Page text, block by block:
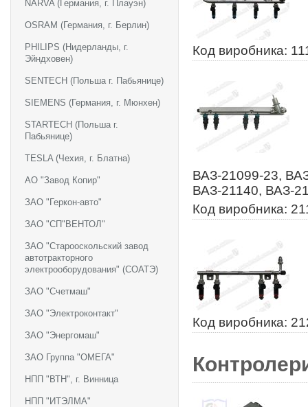
NARVA (Германия, г. Плауэн)
OSRAM (Германия, г. Берлин)
PHILIPS (Нидерланды, г.
Эйндховен)
SENTECH (Польша г. Пабьянице)
SIEMENS (Германия, г. Мюнхен)
STARTECH (Польша г.
Пабьянице)
TESLA (Чехия, г. Блатна)
АО "Завод Копир"
ЗАО "Геркон-авто"
ЗАО "СП"ВЕНТОЛ"
ЗАО "Старооскольский завод
автотракторного
электрооборудования" (СОАТЭ)
ЗАО "Счетмаш"
ЗАО "Электроконтакт"
ЗАО "Энергомаш"
ЗАО Группа "ОМЕГА"
НПП "ВТН", г. Винница
НПП "ИТЭЛМА"
Код виробника:
ВАЗ-21099-23,
ВАЗ-21140, ВАЗ-
Код виробника:
Код виробника: